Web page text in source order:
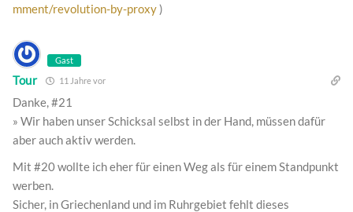
mment/revolution-by-proxy)
Gast
Tour 11 Jahre vor
Danke, #21
» Wir haben unser Schicksal selbst in der Hand, müssen dafür
aber auch aktiv werden.
Mit #20 wollte ich eher für einen Weg als für einem Standpunkt
werben.
Sicher, in Griechenland und im Ruhrgebiet fehlt dieses